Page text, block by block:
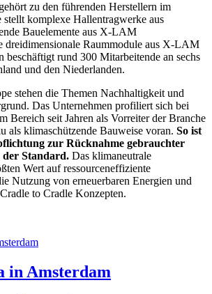
zu den führenden Herstellern im
stellt komplexe Hallentragwerke aus
Bauelemente aus X-LAM
dreidimensionale Raummodule aus X-LAM
beschäftigt rund 300 Mitarbeitende an sechs
und den Niederlanden.
stehen die Themen Nachhaltigkeit und
Das Unternehmen profiliert sich bei
Bereich seit Jahren als Vorreiter der Branche
als klimaschützende Bauweise voran. So ist
zur Rücknahme gebrauchter
Standard. Das klimaneutrale
Wert auf ressourceneffiziente
Nutzung von erneuerbaren Energien und
to Cradle Konzepten.
in Amsterdam